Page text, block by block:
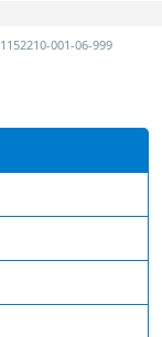
1152210-001-06-999